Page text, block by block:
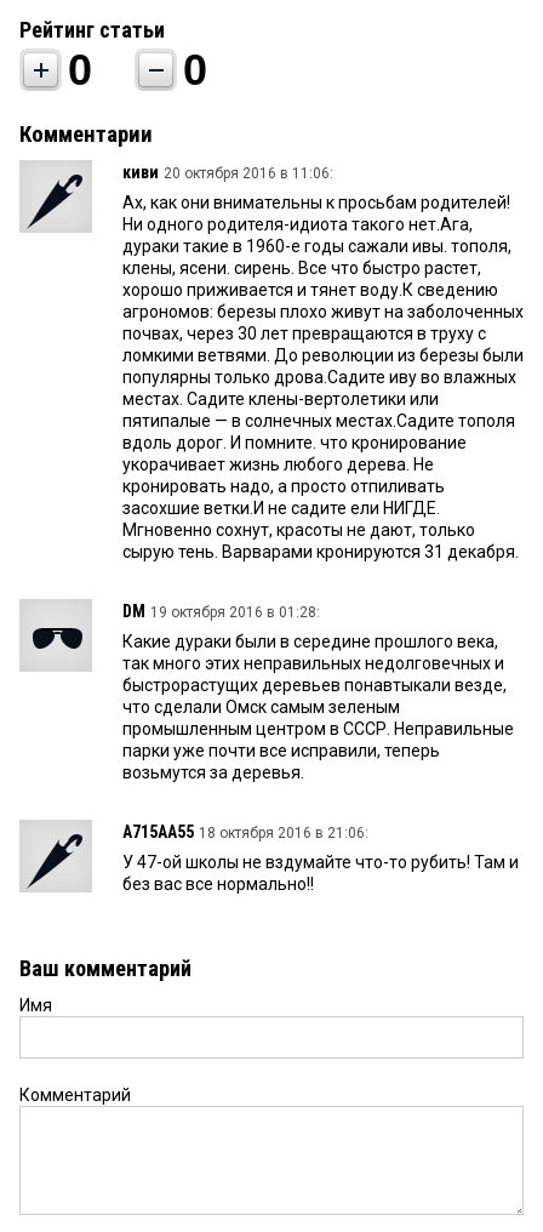
Рейтинг статьи
0 0
Комментарии
киви 20 октября 2016 в 11:06:
Ах, как они внимательны к просьбам родителей!
Ни одного родителя-идиота такого нет.Ага,
дураки такие в 1960-е годы сажали ивы. тополя,
клены, ясени. сирень. Все что быстро растет,
хорошо приживается и тянет воду.К сведению
агрономов: березы плохо живут на заболоченных
почвах, через 30 лет превращаются в труху с
ломкими ветвями. До революции из березы были
популярны только дрова.Садите иву во влажных
местах. Садите клены-вертолетики или
пятипалые — в солнечных местах.Садите тополя
вдоль дорог. И помните. что кронирование
укорачивает жизнь любого дерева. Не
кронировать надо, а просто отпиливать
засохшие ветки.И не садите ели НИГДЕ.
Мгновенно сохнут, красоты не дают, только
сырую тень. Варварами кронируются 31 декабря.
DM 19 октября 2016 в 01:28:
Какие дураки были в середине прошлого века,
так много этих неправильных недолговечных и
быстрорастущих деревьев понавтыкали везде,
что сделали Омск самым зеленым
промышленным центром в СССР. Неправильные
парки уже почти все исправили, теперь
возьмутся за деревья.
A715AA55 18 октября 2016 в 21:06:
У 47-ой школы не вздумайте что-то рубить! Там и
без вас все нормально!!
Ваш комментарий
Имя
Комментарий